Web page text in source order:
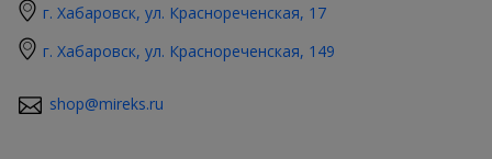
г. Хабаровск, ул. Краснореченская, 17
г. Хабаровск, ул. Краснореченская, 149
shop@mireks.ru